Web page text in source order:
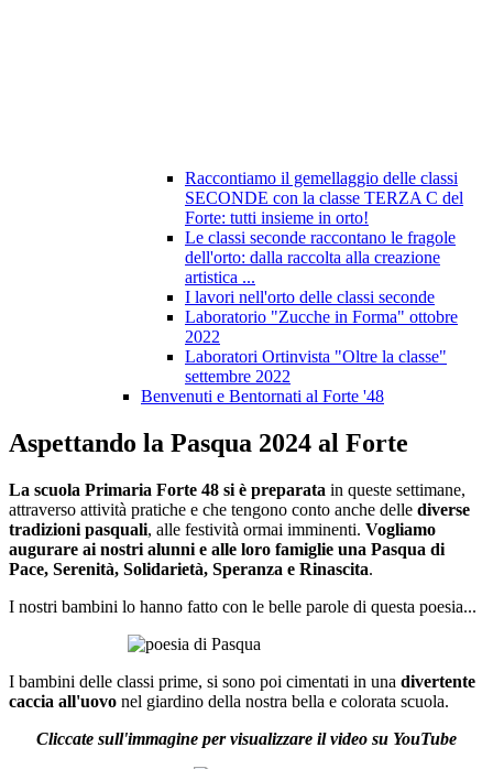
Raccontiamo il gemellaggio delle classi
SECONDE con la classe TERZA C del
Forte: tutti insieme in orto!
Le classi seconde raccontano le fragole
dell'orto: dalla raccolta alla creazione
artistica ...
I lavori nell'orto delle classi seconde
Laboratorio "Zucche in Forma" ottobre
2022
Laboratori Ortinvista "Oltre la classe"
settembre 2022
Benvenuti e Bentornati al Forte '48
Aspettando la Pasqua 2024 al Forte
La scuola Primaria Forte 48 si è preparata in queste settimane,
attraverso attività pratiche e che tengono conto anche delle diverse
tradizioni pasquali, alle festività ormai imminenti. Vogliamo
augurare ai nostri alunni e alle loro famiglie una Pasqua di
Pace, Serenità, Solidarietà, Speranza e Rinascita.
I nostri bambini lo hanno fatto con le belle parole di questa poesia...
I bambini delle classi prime, si sono poi cimentati in una divertente
caccia all'uovo nel giardino della nostra bella e colorata scuola.
Cliccate sull'immagine per visualizzare il video su YouTube